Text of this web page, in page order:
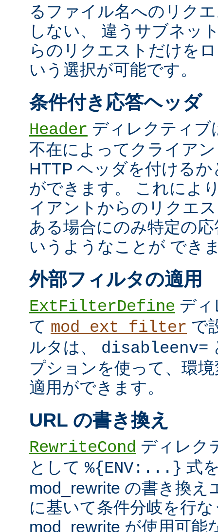
るファイル名へのリク
しない、 違うサブネッ
らのリクエストだけを
いう選択が可能です。
条件付き応答ヘッダ
Header ディレクティブ
不在によってクライア
HTTP ヘッダを付ける
ができます。 これによ
イアントからのリクエ
ある場合にのみ特定の
いうようなことが でき
外部フィルタの適用
ExtFilterDefine デ
て mod_ext_filter で
ルタは、 disableenv=
プションを使って、環
適用ができます。
URL の書き換え
RewriteCond ディレク
として %{ENV:...} 式
mod_rewrite の書き換え
に基いて条件分岐を行
mod_rewrite が使用可能